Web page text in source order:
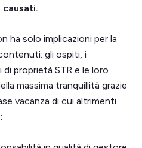
causati.
ha solo implicazioni per la
gli ospiti, i
proprietà STR e le loro
massima tranquillità grazie
vacanza di cui altrimenti